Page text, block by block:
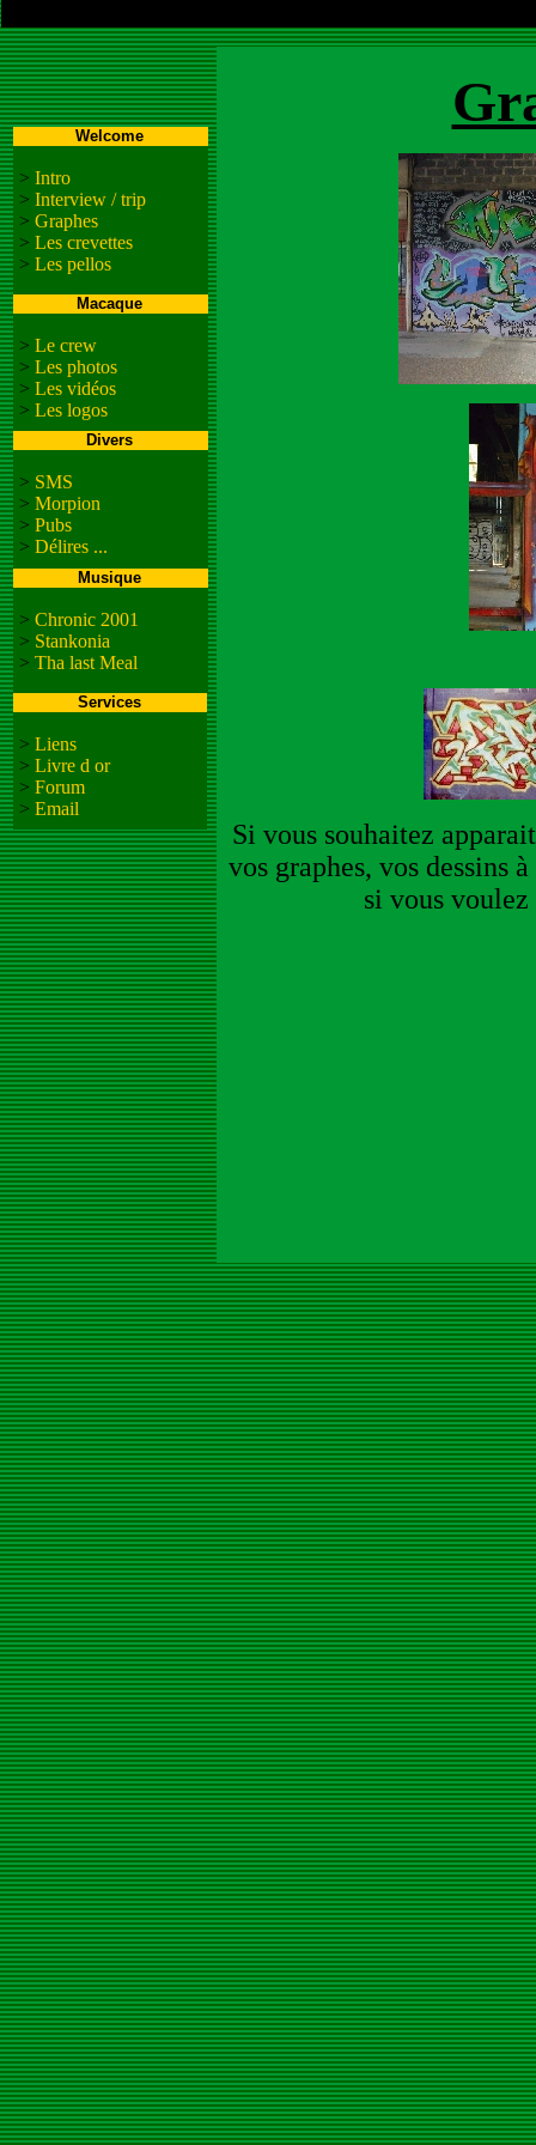
Welcome
> Intro
> Interview / trip
> Graphes
> Les crevettes
> Les pellos
Macaque
> Le crew
> Les photos
> Les vidéos
> Les logos
Divers
> SMS
> Morpion
> Pubs
> Délires ...
Musique
> Chronic 2001
> Stankonia
> Tha last Meal
Services
> Liens
> Livre d or
> Forum
> Email
Si vous souhaitez
vos graphes, vos dessins à
si vous